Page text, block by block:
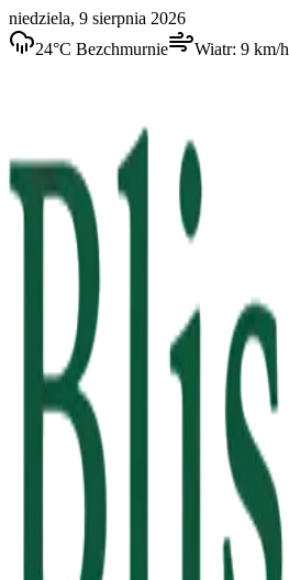
niedziela, 9 sierpnia 2026
24°C Bezchmurnie Wiatr: 9 km/h